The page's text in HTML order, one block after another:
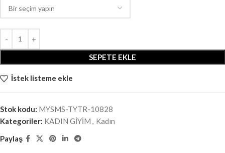
SEPETE EKLE
İstek listeme ekle
Stok kodu: MYSMS-TYTR-10828
Kategoriler: KADIN GİYİM , Kadın
Paylaş